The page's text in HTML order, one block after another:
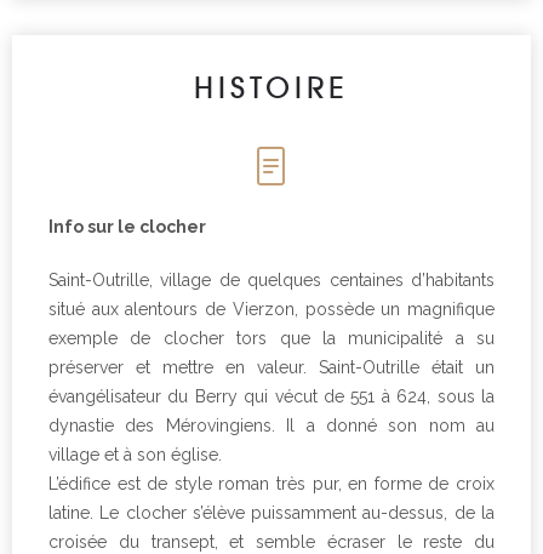
HISTOIRE
Info sur le clocher
Saint-Outrille, village de quelques centaines d’habitants
situé aux alentours de Vierzon, possède un magnifique
exemple de clocher tors que la municipalité a su
préserver et mettre en valeur. Saint-Outrille était un
évangélisateur du Berry qui vécut de 551 à 624, sous la
dynastie des Mérovingiens. Il a donné son nom au
village et à son église.
L’édifice est de style roman très pur, en forme de croix
latine. Le clocher s’élève puissamment au-dessus, de la
croisée du transept, et semble écraser le reste du